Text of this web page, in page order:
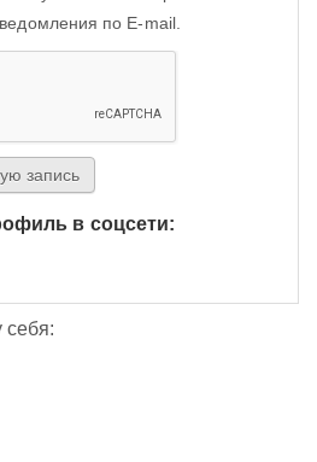
по E-mail.
в соцсети:
себя: